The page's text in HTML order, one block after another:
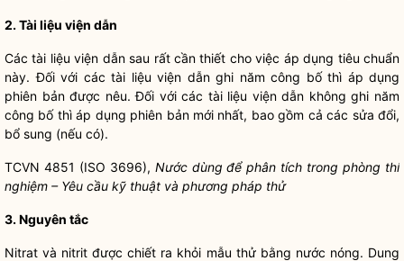
2. Tài liệu viện dẫn
Các tài liệu viện dẫn sau rất cần thiết cho việc áp dụng tiêu chuẩn
này. Đối với các tài liệu viện dẫn ghi năm công bố thì áp dụng
phiên bản được nêu. Đối với các tài liệu viện dẫn không ghi năm
công bố thì áp dụng phiên bản mới nhất, bao gồm cả các sửa đổi,
bổ sung (nếu có).
TCVN 4851 (ISO 3696), Nước dùng để phân tích trong phòng thí
nghiệm – Yêu cầu kỹ thuật và phương pháp thử
3. Nguyên tắc
Nitrat và nitrit được chiết ra khỏi mẫu thử bằng nước nóng. Dung